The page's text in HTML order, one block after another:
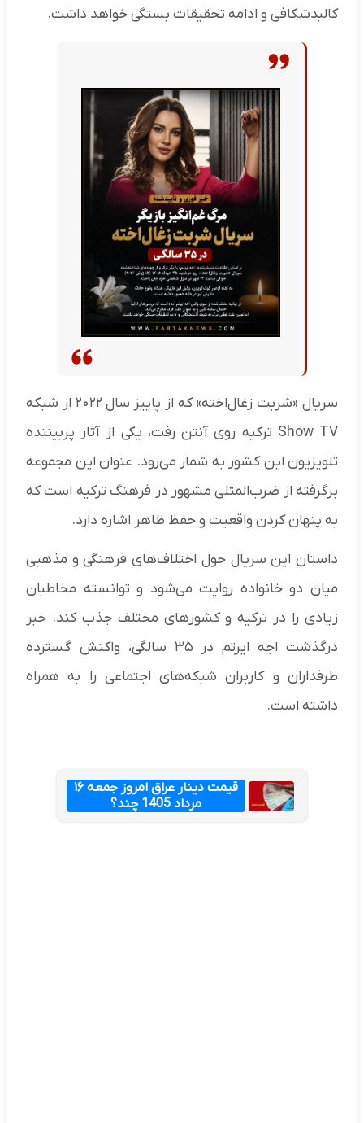
کالبدشکافی و ادامه تحقیقات بستگی خواهد داشت.
سریال «شربت زغال‌اخته» که از پاییز سال ۲۰۲۲ از شبکه
Show TV ترکیه روی آنتن رفت، یکی از آثار پربیننده
تلویزیون این کشور به شمار می‌رود. عنوان این مجموعه
برگرفته از ضرب‌المثلی مشهور در فرهنگ ترکیه است که
به پنهان کردن واقعیت و حفظ ظاهر اشاره دارد.
داستان این سریال حول اختلاف‌های فرهنگی و مذهبی
میان دو خانواده روایت می‌شود و توانسته مخاطبان
زیادی را در ترکیه و کشورهای مختلف جذب کند. خبر
درگذشت اجه ایرتم در ۳۵ سالگی، واکنش گسترده
طرفداران و کاربران شبکه‌های اجتماعی را به همراه
داشته است.
قیمت دینار عراق امروز جمعه ۱۶
مرداد 1405 چند؟